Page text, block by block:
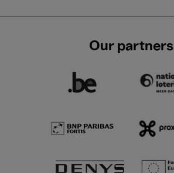
Our partners